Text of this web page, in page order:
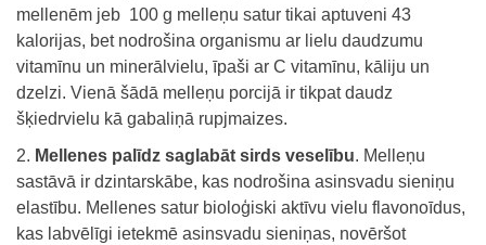
mellenēm jeb 100 g melleņu satur tikai aptuveni 43
kalorijas, bet nodrošina organismu ar lielu daudzumu
vitamīnu un minerālvielu, īpaši ar C vitamīnu, kāliju un
dzelzi. Vienā šādā melleņu porcijā ir tikpat daudz
šķiedrvielu kā gabaliņā rupjmaizes.
Mellenes palīdz saglabāt sirds veselību. Melleņu
sastāvā ir dzintarskābe, kas nodrošina asinsvadu sieniņu
elastību. Mellenes satur bioloģiski aktīvu vielu flavonoīdus,
kas labvēlīgi ietekmē asinsvadu sieniņas, novēršot